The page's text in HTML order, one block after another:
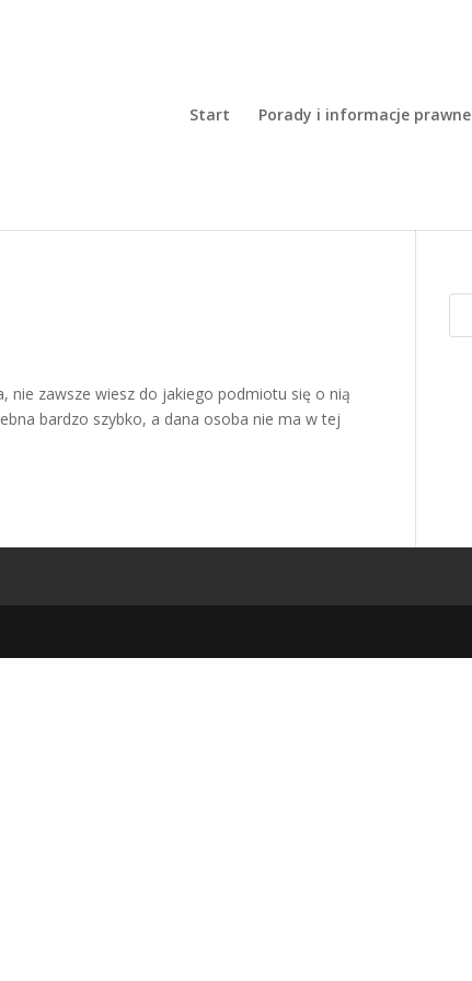
Start Porady i informacje prawne
nie zawsze wiesz do jakiego podmiotu się o nią
bardzo szybko, a dana osoba nie ma w tej